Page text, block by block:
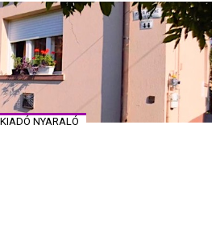
KIADÓ NYARALÓ